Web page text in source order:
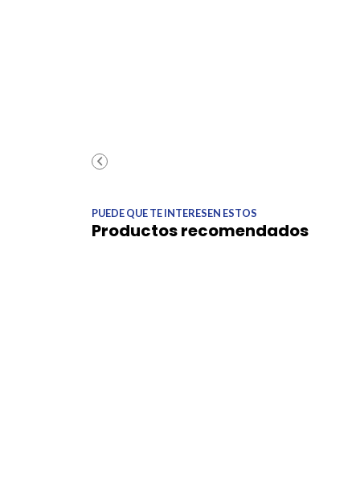
PUEDE QUE TE INTERESEN ESTOS
Productos recomendados